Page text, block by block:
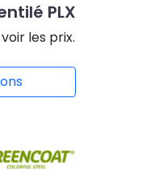
PLX
les prix.